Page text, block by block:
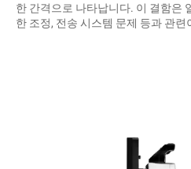
한 간격으로 나타납니다. 이 결함은
한 조정, 전송 시스템 문제 등과 관련